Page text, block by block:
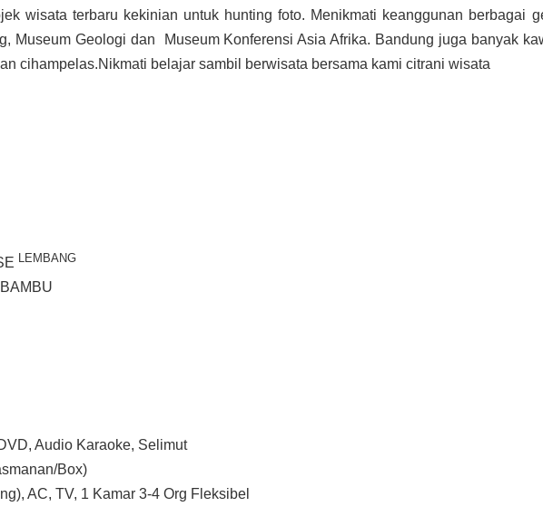
wisata terbaru kekinian untuk hunting foto. Menikmati keanggunan berbagai
Museum Geologi dan Museum Konferensi Asia Afrika. Bandung juga banyak
cihampelas.Nikmati belajar sambil berwisata bersama kami citrani wisata
LEMBANG
Audio Karaoke, Selimut
Box)
AC, TV, 1 Kamar 3-4 Org Fleksibel